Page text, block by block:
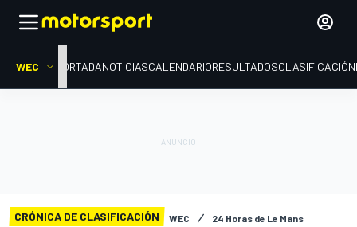
WEC PORTADANOTICIASCALENDARIORESULTADOSCLASIFICACIÓN
CRÓNICA DE CLASIFICACIÓN WEC 24 Horas de Le Mans